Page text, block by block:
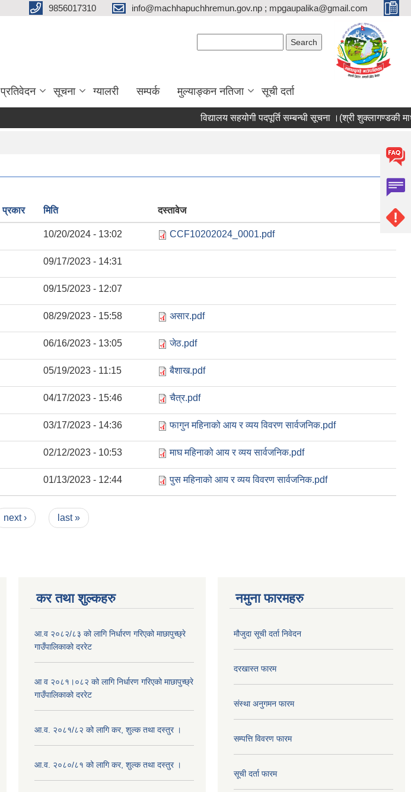
9856017310 info@machhapuchhremun.gov.np ; mpgaupalika@gmail.com
प्रतिवेदन सूचना ग्यालरी सम्पर्क मुल्याङ्कन नतिजा सूची दर्ता
विद्यालय सहयोगी पदपूर्ति सम्बन्धी सूचना ।(श्री शुक्लागण्डकी
प्रकार मिति दस्तावेज
10/20/2024 - 13:02 CCF10202024_0001.pdf
09/17/2023 - 14:31
09/15/2023 - 12:07
08/29/2023 - 15:58 असार.pdf
06/16/2023 - 13:05 जेठ.pdf
05/19/2023 - 11:15 बैशाख.pdf
04/17/2023 - 15:46 चैत्र.pdf
03/17/2023 - 14:36 फागुन महिनाको आय र व्यय विवरण सार्वजनिक.pdf
02/12/2023 - 10:53 माघ महिनाको आय र व्यय सार्वजनिक.pdf
01/13/2023 - 12:44 पुस महिनाको आय र व्यय विवरण सार्वजनिक.pdf
next › last »
कर तथा शुल्कहरु
आ.व २०८२/८३ को लागि निर्धारण गरिएको माछापुच्छ्रे
गाउँपालिकाको दररेट
आ व २०८१।०८२ को लागि निर्धारण गरिएको माछापुच्छ्रे
गाउँपालिकाको दररेट
आ.व. २०८१/८२ को लागि कर, शुल्क तथा दस्तुर ।
आ.व. २०८०/८१ को लागि कर, शुल्क तथा दस्तुर ।
नमुना फारमहरु
मौजुदा सूची दर्ता निवेदन
दरखास्त फारम
संस्था अनुगमन फारम
सम्पत्ति विवरण फारम
सूची दर्ता फारम